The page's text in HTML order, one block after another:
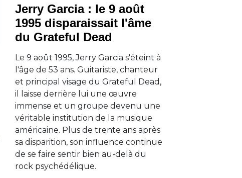
Jerry Garcia : le 9 août
1995 disparaissait l'âme
du Grateful Dead
Le 9 août 1995, Jerry Garcia s'éteint à
l'âge de 53 ans. Guitariste, chanteur
et principal visage du Grateful Dead,
il laisse derrière lui une œuvre
immense et un groupe devenu une
véritable institution de la musique
américaine. Plus de trente ans après
sa disparition, son influence continue
de se faire sentir bien au-delà du
rock psychédélique.